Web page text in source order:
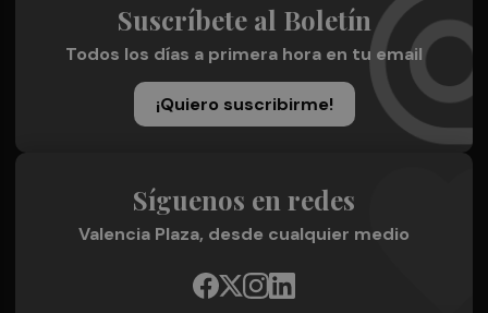
Suscríbete al Boletín
Todos los días a primera hora en tu email
¡Quiero suscribirme!
Síguenos en redes
Valencia Plaza, desde cualquier medio